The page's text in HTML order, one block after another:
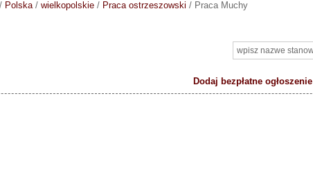
Dodaj bezpłatne ogłoszenie
Polska/ wielkopolskie / Praca ostrzeszowski / Praca Muchy